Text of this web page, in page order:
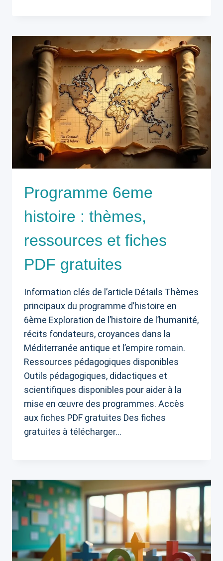
Programme 6eme
histoire : thèmes,
ressources et fiches
PDF gratuites
Information clés de l’article Détails Thèmes
principaux du programme d’histoire en
6ème Exploration de l’histoire de l’humanité,
récits fondateurs, croyances dans la
Méditerranée antique et l’empire romain.
Ressources pédagogiques disponibles
Outils pédagogiques, didactiques et
scientifiques disponibles pour aider à la
mise en œuvre des programmes. Accès
aux fiches PDF gratuites Des fiches
gratuites à télécharger…